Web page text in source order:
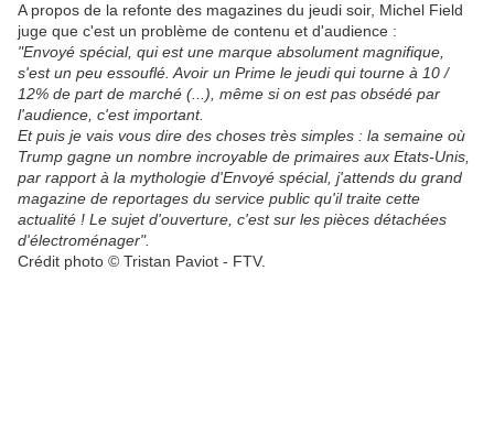
A propos de la refonte des magazines du jeudi soir, Michel Field
juge que c'est un problème de contenu et d'audience :
"Envoyé spécial, qui est une marque absolument magnifique,
s'est un peu essouflé. Avoir un Prime le jeudi qui tourne à 10 /
12% de part de marché (...), même si on est pas obsédé par
l'audience, c'est important.
Et puis je vais vous dire des choses très simples : la semaine où
Trump gagne un nombre incroyable de primaires aux Etats-Unis,
par rapport à la mythologie d'Envoyé spécial, j'attends du grand
magazine de reportages du service public qu'il traite cette
actualité ! Le sujet d'ouverture, c'est sur les pièces détachées
d'électroménager".
Crédit photo © Tristan Paviot - FTV.